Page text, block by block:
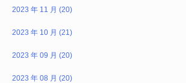
2023 年 11 月 (20)
2023 年 10 月 (21)
2023 年 09 月 (20)
2023 年 08 月 (20)